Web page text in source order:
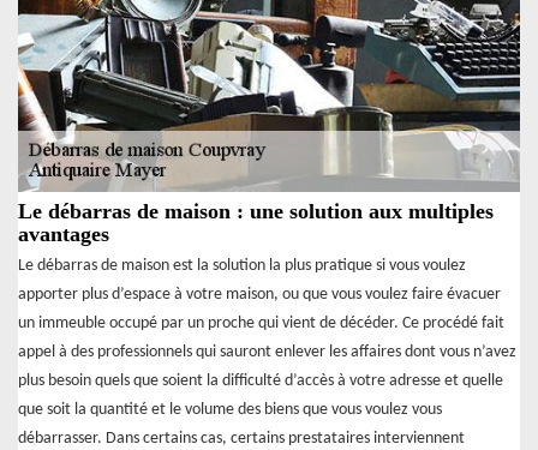
Le débarras de maison : une solution aux multiples
avantages
Le débarras de maison est la solution la plus pratique si vous voulez
apporter plus d’espace à votre maison, ou que vous voulez faire évacuer
un immeuble occupé par un proche qui vient de décéder. Ce procédé fait
appel à des professionnels qui sauront enlever les affaires dont vous n’avez
plus besoin quels que soient la difficulté d’accès à votre adresse et quelle
que soit la quantité et le volume des biens que vous voulez vous
débarrasser. Dans certains cas, certains prestataires interviennent